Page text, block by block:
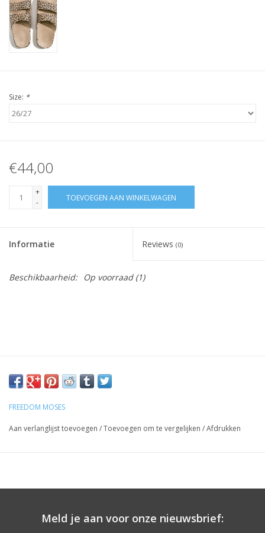
Size: *
€44,00
+
-
TOEVOEGEN AAN WINKELWAGEN
Informatie Reviews (0)
Beschikbaarheid: Op voorraad(1)
FREEDOM MOSES
Aan verlanglijst toevoegen /Toevoegen om te vergelijken /Afdrukken
Meld je aan voor onze nieuwsbrief: